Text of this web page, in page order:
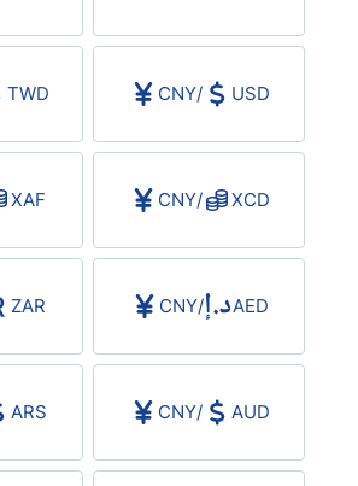
TWD CNY/ USD
XAF CNY/ XCD
ZAR CNY/ AED
ARS CNY/ AUD